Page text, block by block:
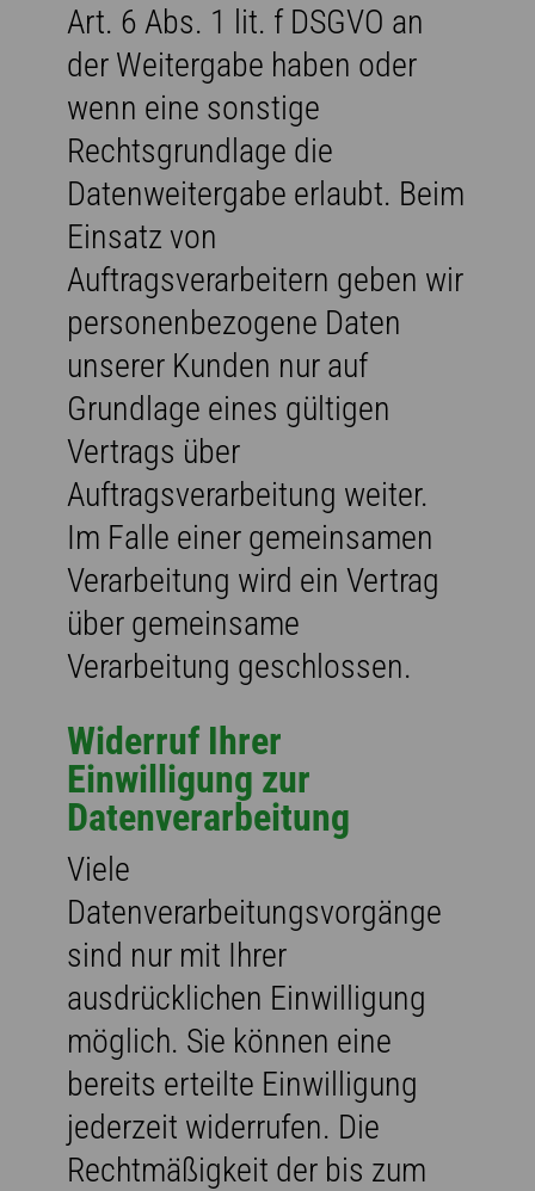
Art. 6 Abs. 1 lit. f DSGVO an
der Weitergabe haben oder
wenn eine sonstige
Rechtsgrundlage die
Datenweitergabe erlaubt. Beim
Einsatz von
Auftragsverarbeitern geben wir
personenbezogene Daten
unserer Kunden nur auf
Grundlage eines gültigen
Vertrags über
Auftragsverarbeitung weiter.
Im Falle einer gemeinsamen
Verarbeitung wird ein Vertrag
über gemeinsame
Verarbeitung geschlossen.
Widerruf Ihrer
Einwilligung zur
Datenverarbeitung
Viele
Datenverarbeitungsvorgänge
sind nur mit Ihrer
ausdrücklichen Einwilligung
möglich. Sie können eine
bereits erteilte Einwilligung
jederzeit widerrufen. Die
Rechtmäßigkeit der bis zum